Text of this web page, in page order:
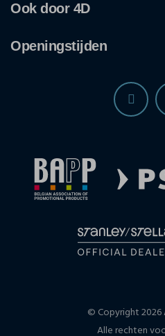
Ook door 4D
Openingstijden
© Copyright 2026
Alle rechten